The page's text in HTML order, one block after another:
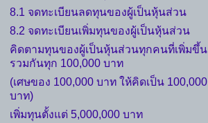
8.1 จดทะเบียนลดทุนของผู้เป็นหุ้นส่วน
8.2 จดทะเบียนเพิ่มทุนของผู้เป็นหุ้นส่วน
คิดตามทุนของผู้เป็นหุ้นส่วนทุกคนที่เพิ่มขึ้น
รวมกันทุก 100,000 บาท
(เศษของ 100,000 บาท ให้คิดเป็น 100,000
บาท)
เพิ่มทุนตั้งแต่ 5,000,000 บาท